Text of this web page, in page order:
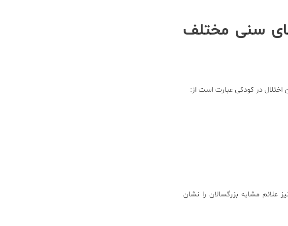
های سنی مختلف
علائم مشابه بزرگسالان را نشان